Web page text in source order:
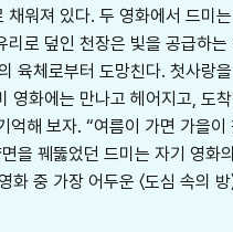
채워져 있다. 두 영화에서 드미
로 덮인 천장은 빛을 공급하
육체로부터 도망친다. 첫사랑
화에는 만나고 헤어지고, 도
억해 보자. “여름이 가면 가을
을 꿰뚫었던 드미는 자기 영화
중 가장 어두운 〈도심 속의 방